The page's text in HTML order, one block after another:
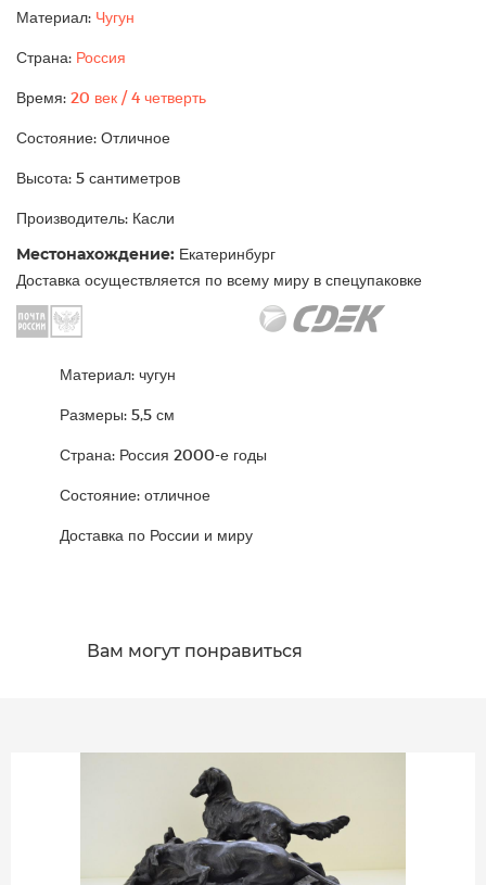
Материал: Чугун
Страна: Россия
Время: 20 век / 4 четверть
Состояние: Отличное
Высота: 5 сантиметров
Производитель: Касли
Местонахождение: Екатеринбург
Доставка осуществляется по всему миру в спецупаковке
Материал: чугун
Размеры: 5,5 см
Страна: Россия 2000-е годы
Состояние: отличное
Доставка по России и миру
Вам могут понравиться